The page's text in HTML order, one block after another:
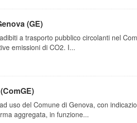
(GE)
a trasporto pubblico circolanti nel
emissioni di CO2. I...
uso del Comune di Genova, con
aggregata, in funzione...